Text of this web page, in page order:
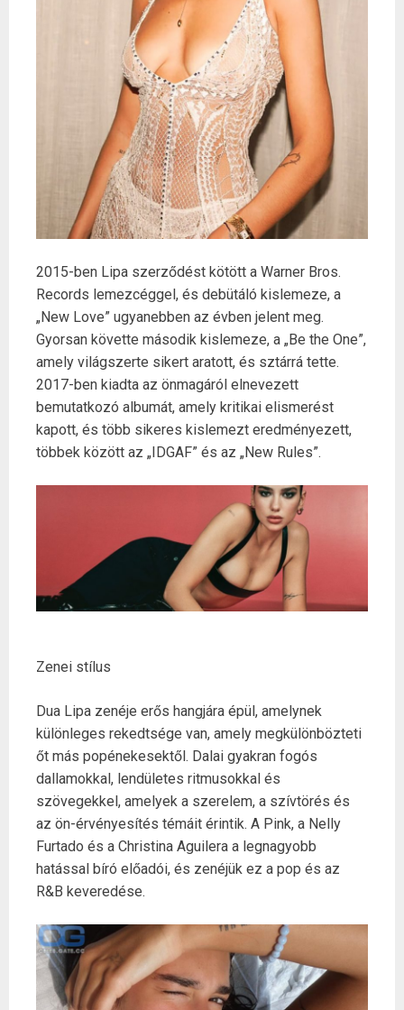
2015-ben Lipa szerződést kötött a Warner Bros.
Records lemezcéggel, és debütáló kislemeze, a
„New Love” ugyanebben az évben jelent meg.
Gyorsan követte második kislemeze, a „Be the One”,
amely világszerte sikert aratott, és sztárrá tette.
2017-ben kiadta az önmagáról elnevezett
bemutatkozó albumát, amely kritikai elismerést
kapott, és több sikeres kislemezt eredményezett,
többek között az „IDGAF” és az „New Rules”.
Zenei stílus
Dua Lipa zenéje erős hangjára épül, amelynek
különleges rekedtsége van, amely megkülönbözteti
őt más popénekesektől. Dalai gyakran fogós
dallamokkal, lendületes ritmusokkal és
szövegekkel, amelyek a szerelem, a szívtörés és
az ön-érvényesítés témáit érintik. A Pink, a Nelly
Furtado és a Christina Aguilera a legnagyobb
hatással bíró előadói, és zenéjük ez a pop és az
R&B keveredése.